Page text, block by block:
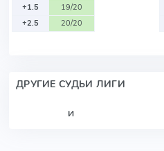
+1.5
19/20
+2.5
20/20
ДРУГИЕ СУДЬИ ЛИГИ
И